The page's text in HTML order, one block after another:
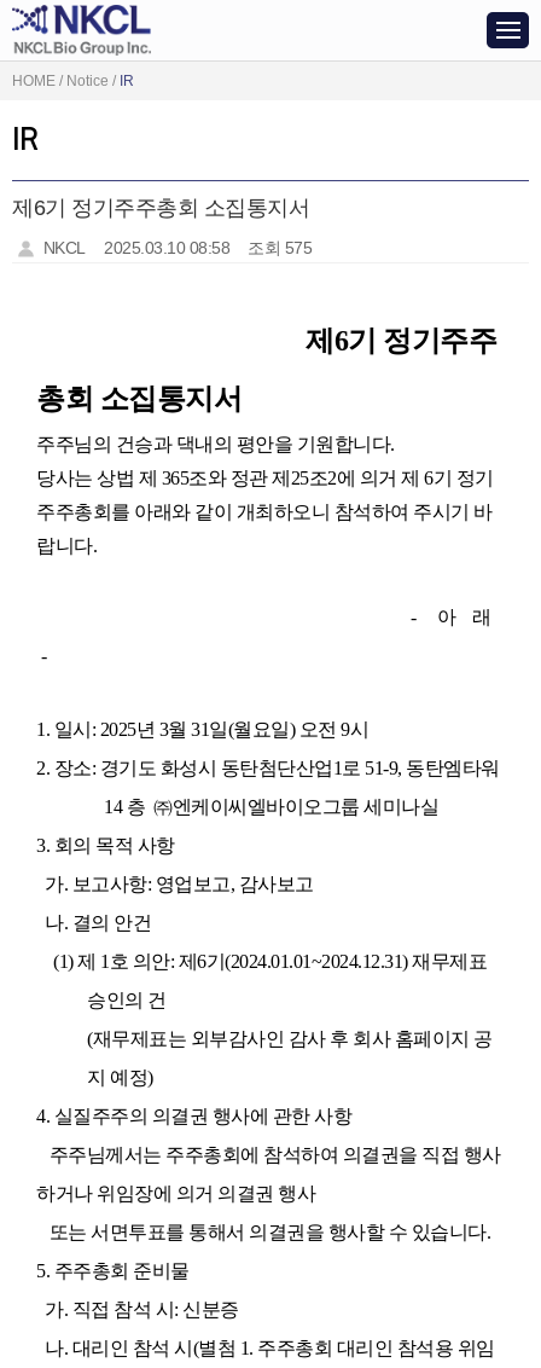
HOME / Notice / IR
IR
제6기 정기주주총회 소집통지서
NKCL 2025.03.10 08:58 조회 575
제 6기 정기주주
총회 소집통지서
주주님의 건승과 댁내의 평안을 기원합니다.
당사는 상법 제 365조와 정관 제 25조2에 의거 제 6기 정기
주주총회를 아래와 같이 개최하오니 참석하여 주시기 바
랍니다.
- 아
래
-
1. 일시 : 2025년 3월 31일(월요일) 오전 9시
2. 장소: 경기도 화성시 동탄첨단산업1 로 51-9, 동탄엠타워
14 층 ㈜엔케이씨엘바이오그룹 세미나실
3. 회의 목적 사항
가. 보고사항: 영업보고, 감사보고
나. 결의 안건
(1)제 1 호 의안: 제 6기 (2024.01.01~2024.12.31)재무제표
승인의 건
(재무제표는 외부감사인 감사 후 회사 홈페이지 공
지 예정)
4. 실질주주의 의결권 행사에 관한 사항
주주님께서는 주주총회에 참석하여 의결권을 직접 행사
하거나 위임장에 의거 의결권 행사
또는 서면투표를 통해서 의결권을 행사할 수 있습니다.
5. 주주총회 준비물
가. 직접 참석 시 : 신분증
나. 대리인 참석 시 (별첨 1. 주주총회 대리인 참석용 위임